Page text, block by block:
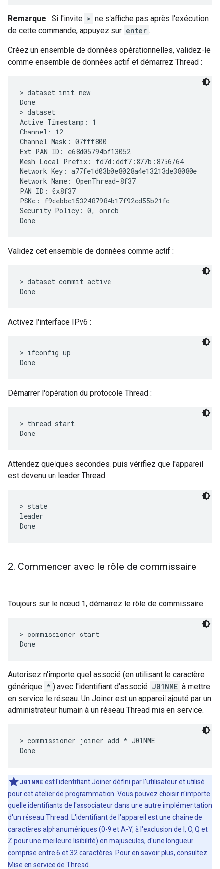
Remarque : Si l'invite > ne s'affiche pas après l'exécution
de cette commande, appuyez sur enter .
Créez un ensemble de données opérationnelles, validez-le
comme ensemble de données actif et démarrez Thread :
> dataset init new
Done
> dataset
Active Timestamp: 1
Channel: 12
Channel Mask: 07fff800
Ext PAN ID: e68d05794bf13052
Mesh Local Prefix: fd7d:ddf7:877b:8756/64
Network Key: a77fe1d03b0e8028a4e13213de38080e
Network Name: OpenThread-8f37
PAN ID: 0x8f37
PSKc: f9debbc1532487984b17f92cd55b21fc
Security Policy: 0, onrcb
Validez cet ensemble de données comme actif :
> dataset commit active
Activez l'interface IPv6 :
> ifconfig up
Démarrer l'opération du protocole Thread :
> thread start
Attendez quelques secondes, puis vérifiez que l'appareil
est devenu un leader Thread :
> state
leader
2. Commencer avec le rôle de commissaire
Toujours sur le nœud 1, démarrez le rôle de commissaire :
> commissioner start
Autorisez n'importe quel associé (en utilisant le caractère
générique * ) avec l'identifiant d'associé J01NME à mettre
en service le réseau. Un Joiner est un appareil ajouté par un
administrateur humain à un réseau Thread mis en service.
> commissioner joiner add * J01NME
J01NME est l'identifiant Joiner défini par l'utilisateur et utilisé
pour cet atelier de programmation. Vous pouvez choisir n'importe
quelle identifiants de l'associateur dans une autre implémentation
d'un réseau Thread. L'identifiant de l'appareil est une chaîne de
caractères alphanumériques (0-9 et A-Y, à l'exclusion de I, O, Q et
Z pour une meilleure lisibilité) en majuscules, d'une longueur
comprise entre 6 et 32 caractères. Pour en savoir plus, consultez
Mise en service de Thread